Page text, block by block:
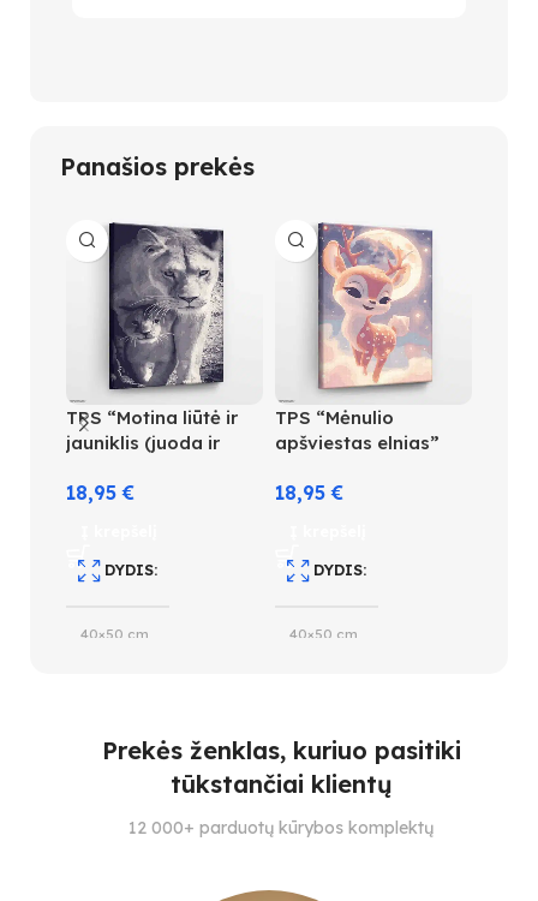
Panašios prekės
TPS “Motina liūtė ir
jauniklis (juoda ir
18,95€
DYDIS
40×50 cm
SUDĖTINGUMO LYGIS
TPS “Mėnulio
apšviestas elnias”
18,95€
DYDIS
40×50 cm
3
SPALVŲ KIEKIS
27
Prekės ženklas, kuriuo pasitiki
tūkstančiai klientų
12 000+ parduotų kūrybos komplektų